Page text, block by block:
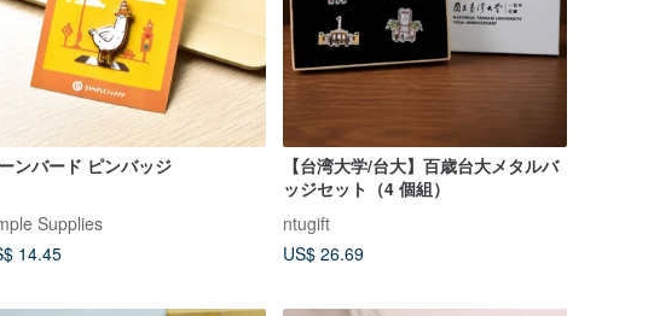
ンバード ピンバッジ
Supplies
14.45
【台湾大学/台大】百歳台大メタルバ
ッジセット（4 個組）
ntugift
US$ 26.69